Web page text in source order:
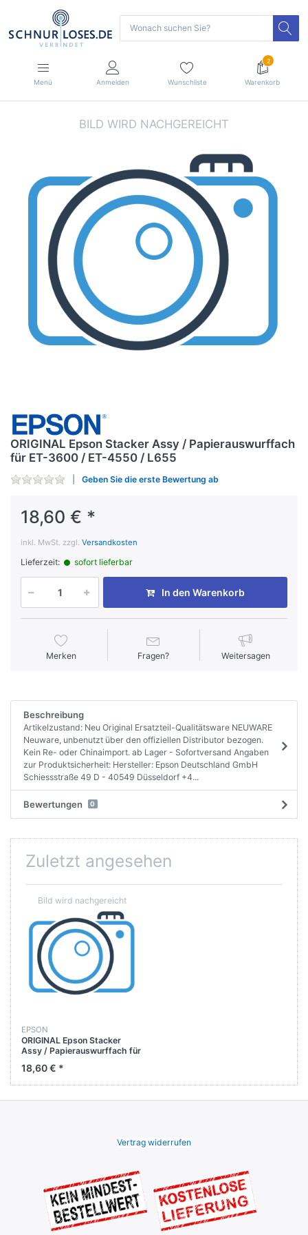
Menü Anmelden Wunschliste
2
Warenkorb
ORIGINAL Epson Stacker Assy / Papierauswurffach
für ET-3600 / ET-4550 / L655
Geben Sie die erste Bewertung ab
18,60 € *
inkl. MwSt. zzgl. Versandkosten
Lieferzeit: sofort lieferbar
In den Warenkorb
Merken Fragen? Weitersagen
Beschreibung
Artikelzustand: Neu Original Ersatzteil-Qualitätsware NEUWARE
Neuware, unbenutzt über den offiziellen Distributor bezogen.
Kein Re- oder Chinaimport. ab Lager - Sofortversand Angaben
zur Produktsicherheit: Hersteller: Epson Deutschland GmbH
Schiessstraße 49 D - 40549 Düsseldorf +4...
Bewertungen 0
Zuletzt angesehen
EPSON
ORIGINAL Epson Stacker
Assy / Papierauswurffach für
18,60 € *
Vertrag widerrufen